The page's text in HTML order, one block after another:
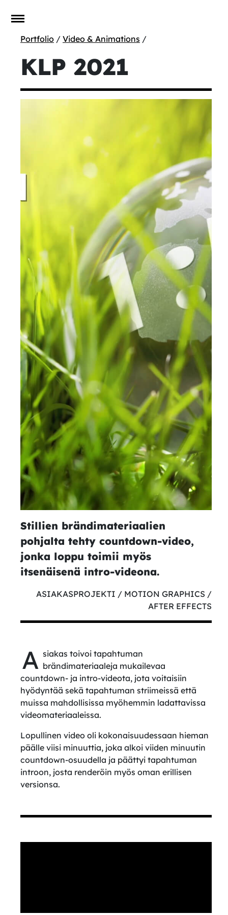
Portfolio / Video & Animations /
KLP 2021
Stillien brändimateriaalien
pohjalta tehty countdown-video,
jonka loppu toimii myös
itsenäisenä intro-videona.
ASIAKASPROJEKTI / MOTION GRAPHICS /
AFTER EFFECTS
A siakas toivoi tapahtuman
brändimateriaaleja mukailevaa
countdown- ja intro-videota, jota voitaisiin
hyödyntää sekä tapahtuman striimeissä että
muissa mahdollisissa myöhemmin ladattavissa
videomateriaaleissa.
Lopullinen video oli kokonaisuudessaan hieman
päälle viisi minuuttia, joka alkoi viiden minuutin
countdown-osuudella ja päättyi tapahtuman
introon, josta renderöin myös oman erillisen
versionsa.